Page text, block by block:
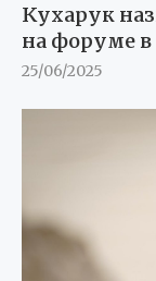
Кухарук
на форуме
25/06/2025